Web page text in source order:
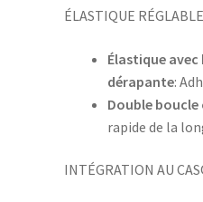
ÉLASTIQUE RÉGLABLE
Élastique
dérapante:
Double
rapide de la
INTÉGRATION AU